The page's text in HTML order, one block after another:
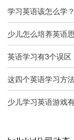
学习英语该怎么学
少儿怎么培养英语
英语学习有3个误区
这四个英语学习方
少儿学习英语游戏